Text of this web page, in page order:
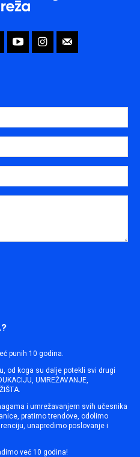
punih 10 godina.
od koga su dalje potekli svi drugi
UMREŽAVANJE,
i umrežavanjem svih učesnika
pratimo trendove, odolimo
unapredimo poslovanje i
već 10 godina!